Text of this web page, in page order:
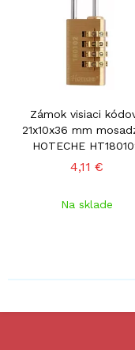
Zámok visiaci
21x10x36 mm
HOTECHE
4,11 €
Na sklade